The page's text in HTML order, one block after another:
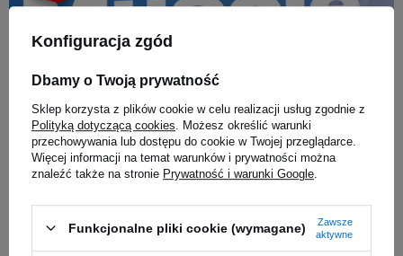
Muscle Power Deal - Najgorętsze promocje w jednym miejscu!
Konfiguracja zgód
Dbamy o Twoją prywatność
Sklep korzysta z plików cookie w celu realizacji usług zgodnie z
Polityką dotyczącą cookies . Możesz określić warunki
przechowywania lub dostępu do cookie w Twojej przeglądarce.
Więcej informacji na temat warunków i prywatności można
znaleźć także na stronie Prywatność i warunki Google
Funkcjonalne pliki cookie (wymagane)
Zawsze
aktywne